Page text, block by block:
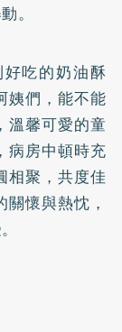
。
吃的奶油酥
姨們，能不能
溫馨可愛的童
病房中頓時充
相聚，共度佳
懷與熱忱，